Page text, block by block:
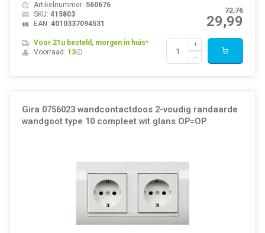
72,76
29,99
Artikelnummer: 560676
SKU: 415803
EAN: 4010337094531
Voor 21u besteld, morgen in huis*
Voorraad: 13
Gira 0756023 wandcontactdoos 2-voudig randaarde
wandgoot type 10 compleet wit glans OP=OP